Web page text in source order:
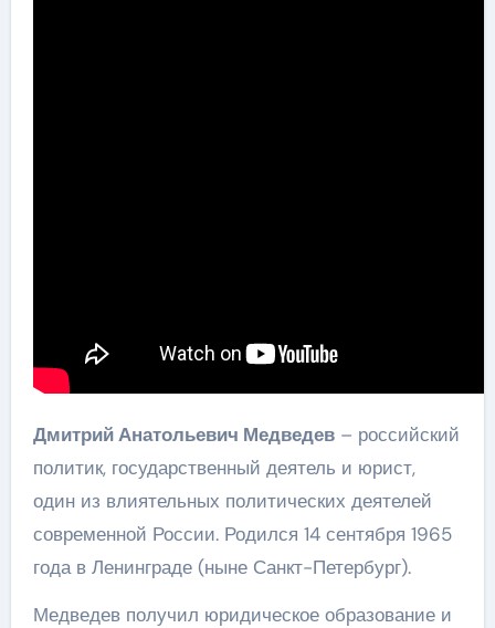
Дмитрий Анатольевич Медведев– российский
политик, государственный деятель и юрист,
один из влиятельных политических деятелей
современной России. Родился 14 сентября 1965
года в Ленинграде (ныне Санкт-Петербург).
Медведев получил юридическое образование и